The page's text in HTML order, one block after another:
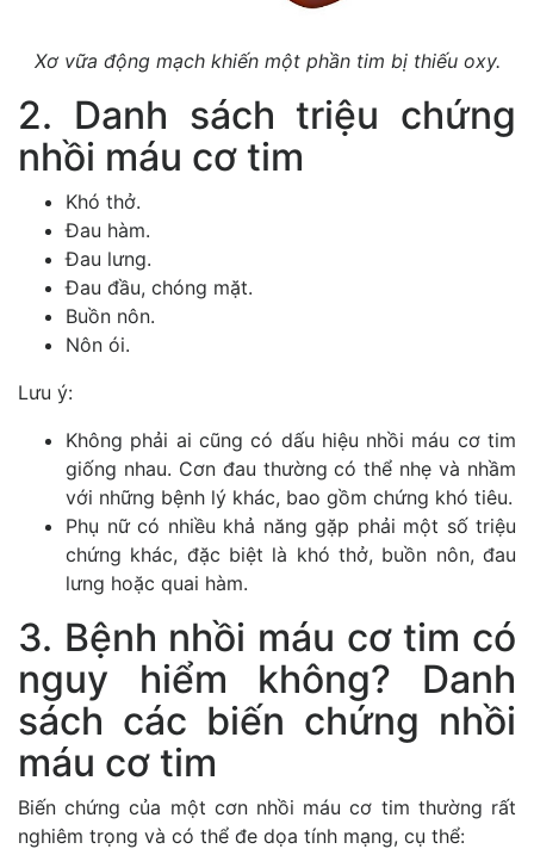
Xơ vữa động mạch khiến một phần tim bị thiếu oxy.
2. Danh sách triệu chứng
nhồi máu cơ tim
Khó thở.
Đau hàm.
Đau lưng.
Đau đầu, chóng mặt.
Buồn nôn.
Nôn ói.
Lưu ý:
Không phải ai cũng có dấu hiệu nhồi máu cơ tim
giống nhau. Cơn đau thường có thể nhẹ và nhầm
với những bệnh lý khác, bao gồm chứng khó tiêu.
Phụ nữ có nhiều khả năng gặp phải một số triệu
chứng khác, đặc biệt là khó thở, buồn nôn, đau
lưng hoặc quai hàm.
3. Bệnh nhồi máu cơ tim có
nguy hiểm không? Danh
sách các biến chứng nhồi
máu cơ tim
Biến chứng của một cơn nhồi máu cơ tim thường rất
nghiêm trọng và có thể đe dọa tính mạng, cụ thể: